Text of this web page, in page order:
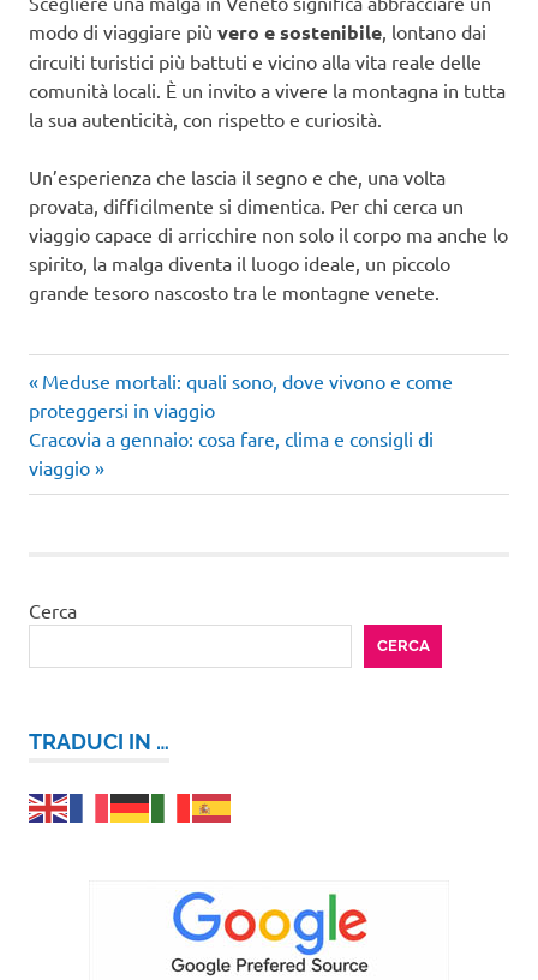
modo di viaggiare più vero e sostenibile , lontano dai
circuiti turistici più battuti e vicino alla vita reale delle
comunità locali. È un invito a vivere la montagna in tutta
la sua autenticità, con rispetto e curiosità.
Un’esperienza che lascia il segno e che, una volta
provata, difficilmente si dimentica. Per chi cerca un
viaggio capace di arricchire non solo il corpo ma anche lo
spirito, la malga diventa il luogo ideale, un piccolo
grande tesoro nascosto tra le montagne venete.
Navigazione
articoli
Articolo
precedente:
Meduse mortali: quali sono, dove vivono e come
proteggersi in viaggio
Articolo
successivo:
Cracovia a gennaio: cosa fare, clima e consigli di
viaggio
Cerca
CERCA
TRADUCI IN …